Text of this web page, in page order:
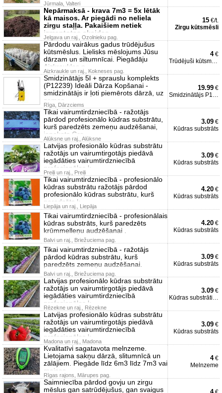
Jūrmala, Valteri
Nepārmaksā - krava 7m3 = 5x lētāk
kā maisos. Ar piegādi no neliela
zirgu staļļa. Pakaišiem netiek
izmantotas skaidas
Jelgava un raj., Ozolnieku pag.
15 €/t.
Zirgu kūtsmēsli
Pārdodu vairākus gadus trūdējušus
kūtsmēslus. Lielisks mēslojums Jūsu
dārzam un siltumnīcai. Piegādāju
Aizkraukles n
Aizkraukle un raj., Kokneses pag.
4€
Trūdējuši kūtsmēsli
Smidzinātājs 5l + sprauslu komplekts
(P12239) Ideāli Dārza Kopšanai -
smidzinātājs ir ļoti piemērots dārzā, uz
zemes
Rīga, Dārzciems
19.99 €
Smidzinātājs P12239
Tikai vairumtirdzniecībā - ražotājs
pārdod profesionālo kūdras substrātu,
kurš paredzēts zemeņu audzēšanai,
iepakots Gro
Alūksne un raj., Alūksne
3.09 €
Kūdras substrāts
Latvijas profesionālo kūdras substrātu
ražotājs un vairumtirgotājs piedāvā
iegādāties vairumtirdzniecībā
profesionālos k
Preiļi un raj., Preiļi
3.09 €
Kūdras substrāts
Tikai vairumtirdzniecībā - profesionālo
kūdras substrātu ražotājs pārdod
profesionālo kūdras substrātu, kurš
paredzēts k
Liepāja un raj., Liepāja
4.20 €
Kūdras substrāts
Tikai vairumtirdzniecībā - profesionālais
kūdras substrāts, kurš paredzēts
krūmmelleņu audzēšanai .
Balvi un raj., Briežuciema pag.
4.20 €
Kūdras substrāts
Tikai vairumtirdzniecībā - ražotājs
pārdod kūdras substrātu, kurš
paredzēts zemeņu audzēšanai.
Balvi un raj., Briežuciema pag.
3.09 €
Kūdras substrāts
Latvijas profesionālo kūdras substrātu
ražotājs un vairumtirgotājs piedāvā
iegādāties vairumtirdzniecībā
profesionālos k
Rēzekne un raj., Rēzekne
3.09 €
Kūdras substrāti un kūdra
Latvijas profesionālo kūdras substrātu
ražotājs un vairumtirgotājs piedāvā
iegādāties vairumtirdzniecībā
profesionālos k
Madona un raj., Madona
3.09 €
Kūdras substrāts
Kvalitatīvi sagatavota melnzeme.
Lietojama sakņu dārzā, slitumnīcā un
zālājiem. Piegāde līdz 6m3 līdz 7m3 vai
maisos
Rīgas rajons, Mārupes pag.
4€
Melnzeme
Saimniecība pārdod govju un zirgu
mēslus gan satrūdējušus, gan svaigus